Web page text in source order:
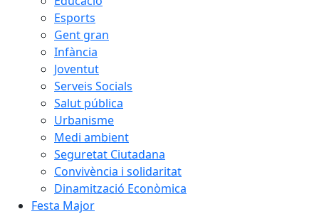
Esports
Gent gran
Infància
Joventut
Serveis Socials
Salut pública
Urbanisme
Medi ambient
Seguretat Ciutadana
Convivència i solidaritat
Dinamització Econòmica
Festa Major